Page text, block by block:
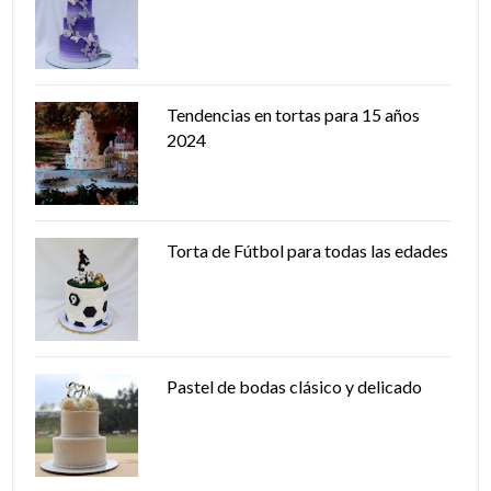
Tendencias en tortas para 15 años
2024
Torta de Fútbol para todas las edades
Pastel de bodas clásico y delicado